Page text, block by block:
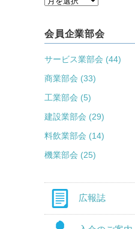
会員企業部会
サービス業部会 (44)
商業部会 (33)
工業部会 (5)
建設業部会 (29)
料飲業部会 (14)
機業部会 (25)
広報誌